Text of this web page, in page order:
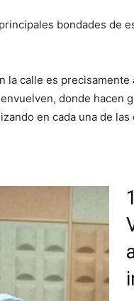
bondades de
la calle es
donde hacen
en cada una de las